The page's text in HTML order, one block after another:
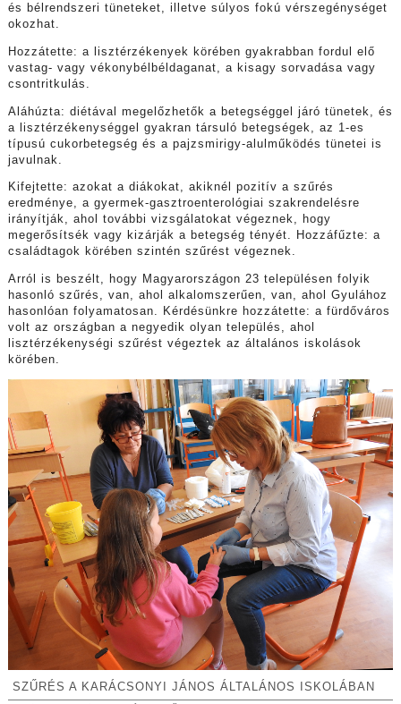
és bélrendszeri tüneteket, illetve súlyos fokú vérszegénységet
okozhat.
Hozzátette: a lisztérzékenyek körében gyakrabban fordul elő
vastag- vagy vékonybélbéldaganat, a kisagy sorvadása vagy
csontritkulás.
Aláhúzta: diétával megelőzhetők a betegséggel járó tünetek, és
a lisztérzékenységgel gyakran társuló betegségek, az 1-es
típusú cukorbetegség és a pajzsmirigy-alulműködés tünetei is
javulnak.
Kifejtette: azokat a diákokat, akiknél pozitív a szűrés
eredménye, a gyermek-gasztroenterológiai szakrendelésre
irányítják, ahol további vizsgálatokat végeznek, hogy
megerősítsék vagy kizárják a betegség tényét. Hozzáfűzte: a
családtagok körében szintén szűrést végeznek.
Arról is beszélt, hogy Magyarországon 23 településen folyik
hasonló szűrés, van, ahol alkalomszerűen, van, ahol Gyulához
hasonlóan folyamatosan. Kérdésünkre hozzátette: a fürdőváros
volt az országban a negyedik olyan település, ahol
lisztérzékenységi szűrést végeztek az általános iskolások
körében.
SZŰRÉS A KARÁCSONYI JÁNOS ÁLTALÁNOS ISKOLÁBAN